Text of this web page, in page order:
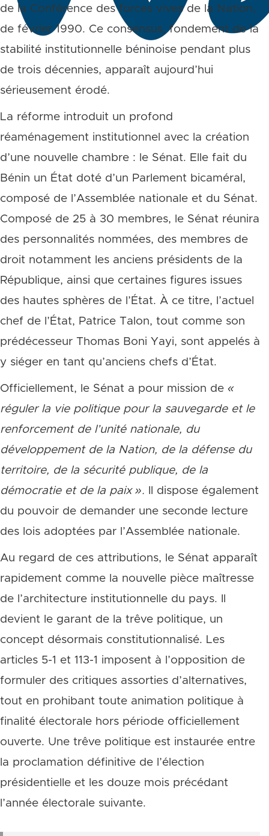
de la Conférence des forces vives de la Nation,
de février 1990. Ce consensus, fondement de la
stabilité institutionnelle béninoise pendant plus
de trois décennies, apparaît aujourd’hui
sérieusement érodé.
La réforme introduit un profond
réaménagement institutionnel avec la création
d’une nouvelle chambre : le Sénat. Elle fait du
Bénin un État doté d’un Parlement bicaméral,
composé de l’Assemblée nationale et du Sénat.
Composé de 25 à 30 membres, le Sénat réunira
des personnalités nommées, des membres de
droit notamment les anciens présidents de la
République, ainsi que certaines figures issues
des hautes sphères de l’État. À ce titre, l’actuel
chef de l’État, Patrice Talon, tout comme son
prédécesseur Thomas Boni Yayi, sont appelés à
y siéger en tant qu’anciens chefs d’État.
Officiellement, le Sénat a pour mission de «
réguler la vie politique pour la sauvegarde et le
renforcement de l’unité nationale, du
développement de la Nation, de la défense du
territoire, de la sécurité publique, de la
démocratie et de la paix ». Il dispose également
du pouvoir de demander une seconde lecture
des lois adoptées par l’Assemblée nationale.
Au regard de ces attributions, le Sénat apparaît
rapidement comme la nouvelle pièce maîtresse
de l’architecture institutionnelle du pays. Il
devient le garant de la trêve politique, un
concept désormais constitutionnalisé. Les
articles 5-1 et 113-1 imposent à l’opposition de
formuler des critiques assorties d’alternatives,
tout en prohibant toute animation politique à
finalité électorale hors période officiellement
ouverte. Une trêve politique est instaurée entre
la proclamation définitive de l’élection
présidentielle et les douze mois précédant
l’année électorale suivante.